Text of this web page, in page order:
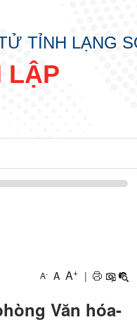
TỈNH LẠNG
LẬP
A- A A+ |
Văn hóa-